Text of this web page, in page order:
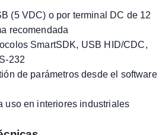
(5 VDC) o por terminal DC de 12
recomendada
SmartSDK, USB HID/CDC,
232
de parámetros desde el software
uso en interiores industriales